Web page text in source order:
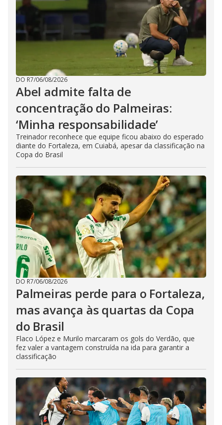
DO R7/06/08/2026
Abel admite falta de
concentração do Palmeiras:
‘Minha responsabilidade’
Treinador reconhece que equipe ficou abaixo do esperado
diante do Fortaleza, em Cuiabá, apesar da classificação na
Copa do Brasil
DO R7/06/08/2026
Palmeiras perde para o Fortaleza,
mas avança às quartas da Copa
do Brasil
Flaco López e Murilo marcaram os gols do Verdão, que
fez valer a vantagem construída na ida para garantir a
classificação